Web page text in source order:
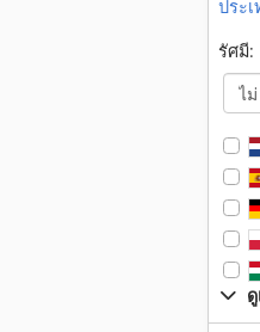
ประ
รัศมี:
ไ
Foseco Impeller